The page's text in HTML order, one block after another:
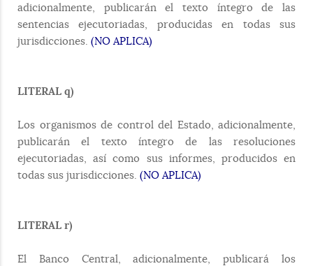
adicionalmente, publicarán el texto íntegro de las
sentencias ejecutoriadas, producidas en todas sus
jurisdicciones. (NO APLICA)
LITERAL q)
Los organismos de control del Estado, adicionalmente,
publicarán el texto íntegro de las resoluciones
ejecutoriadas, así como sus informes, producidos en
todas sus jurisdicciones. (NO APLICA)
LITERAL r)
El Banco Central, adicionalmente, publicará los